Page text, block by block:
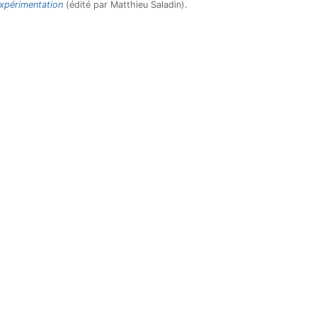
(édité par Matthieu Saladin).